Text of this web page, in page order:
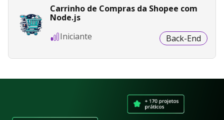
Carrinho de Compras da Shopee com
Node.js
Iniciante
Back-End